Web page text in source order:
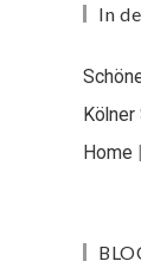
In
Home |